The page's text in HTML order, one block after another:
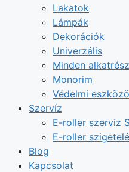
Lakatok
Lámpák
Dekorációk
Univerzális
Minden
Monorim
Védelmi
Szervíz
E-roller szerviz
E-roller
Blog
Kapcsolat